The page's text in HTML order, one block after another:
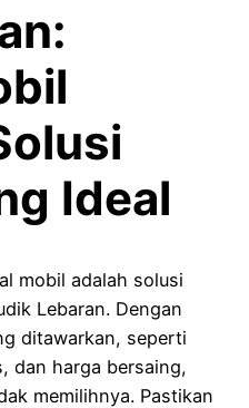
Ideal
mobil adalah solusi
Lebaran. Dengan
ditawarkan, seperti
dan harga bersaing,
memilihnya. Pastikan